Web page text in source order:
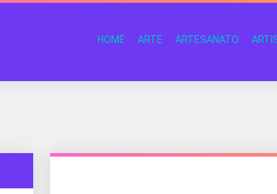
HOME ARTE ARTESANATO